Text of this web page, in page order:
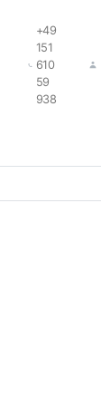
+49
151
610
59
938